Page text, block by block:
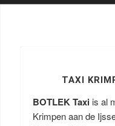
TAXI
BOTLEK Taxi is al
Krimpen aan de